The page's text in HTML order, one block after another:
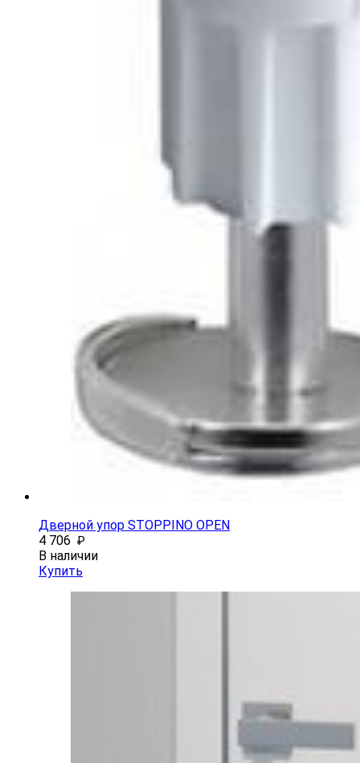
Дверной упор STOPPINO OPEN
4 706 ₽
В наличии
Купить